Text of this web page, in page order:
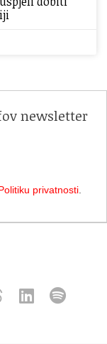
newsletter
privatnosti.